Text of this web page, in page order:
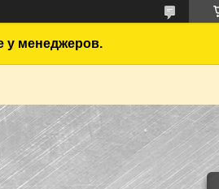
у менеджеров.